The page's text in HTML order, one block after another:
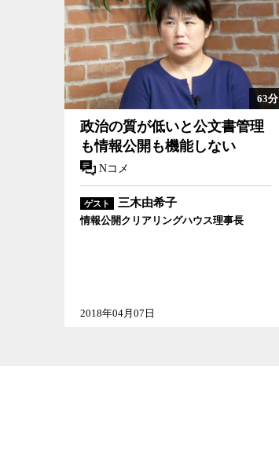
63分
政治の質が低いと公文書管理
も情報公開も機能しない
Nコメ
ゲスト 三木由希子
情報公開クリアリングハウス理事長
2018年04月07日